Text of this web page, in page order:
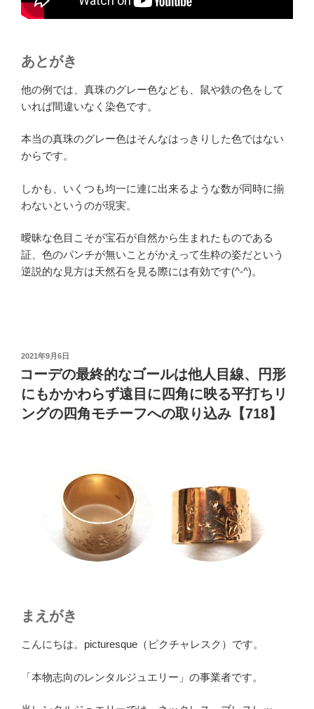
あとがき
他の例では、真珠のグレー色なども、鼠や鉄の色をして
いれば間違いなく染色です。
本当の真珠のグレー色はそんなはっきりした色ではない
からです。
しかも、いくつも均一に連に出来るような数が同時に揃
わないというのが現実。
曖昧な色目こそが宝石が自然から生まれたものである
証、色のパンチが無いことがかえって生粋の姿だという
逆説的な見方は天然石を見る際には有効です(^-^)。
投
日:
2021年9月6日
コーデの最終的なゴールは他人目線、円形
にもかかわらず遠目に四角に映る平打ちリ
ングの四角モチーフへの取り込み【718】
まえがき
こんにちは。picturesque（ピクチャレスク）です。
「本物志向のレンタルジュエリー」の事業者です。